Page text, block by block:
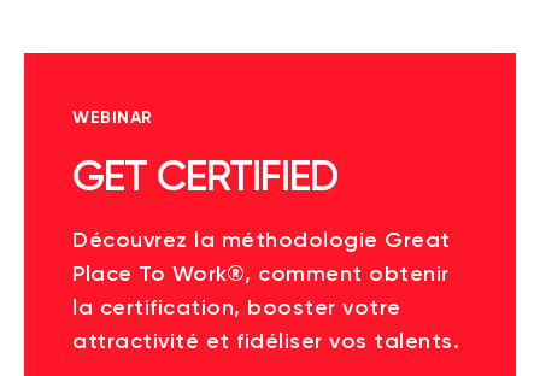
WEBINAR
GET CERTIFIED
Découvrez la méthodologie Great
Place To Work®, comment obtenir
la certification, booster votre
attractivité et fidéliser vos talents.